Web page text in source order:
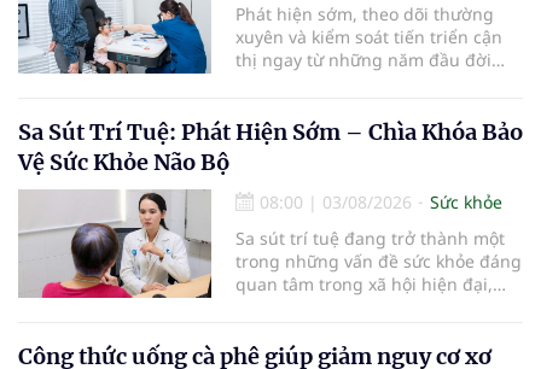
Phát hiện sớm, theo dõi thường
xuyên và kiểm soát tiến triển cận
thị ngay từ những năm đầu đời
trẻ. Đây cũng là định hướng của
Trung tâm Nhãn nhi và Kiểm soát
Đô đưa vào hoạt động ngày 1/8.
Sa Sút Trí Tuệ: Phát Hiện Sớm – Chìa Khóa Bảo
Vệ Sức Khỏe Não Bộ
08:00 | 03/08/2026
Sức khỏe
Sa sút trí tuệ đang trở thành một
trong những vấn đề sức khỏe đáng
quan tâm trong xã hội hiện đại,
triệu người trên thế giới đang
Công thức uống cà phê giúp giảm nguy cơ xơ